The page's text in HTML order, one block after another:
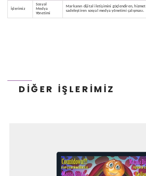
İşlerimiz
Sosyal
Medya
Yönetimi
Markanın dijital iletişimini güçlendiren, hizmet
sadeleştiren sosyal medya yönetimi çalışması.
DIĞER İŞLERIMIZ
NN HAYAT VE EMEKLILIK -